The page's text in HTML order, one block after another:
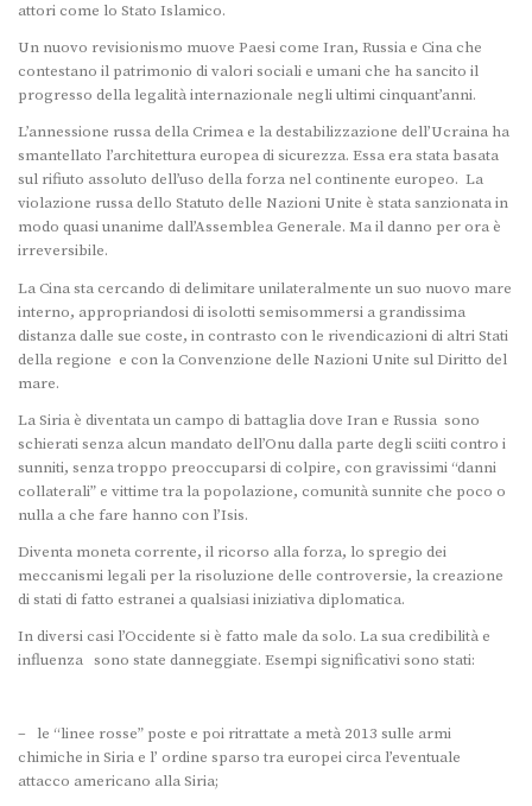
attori come lo Stato Islamico.
Un nuovo revisionismo muove Paesi come Iran, Russia e Cina che
contestano il patrimonio di valori sociali e umani che ha sancito il
progresso della legalità internazionale negli ultimi cinquant’anni.
L’annessione russa della Crimea e la destabilizzazione dell’Ucraina ha
smantellato l’architettura europea di sicurezza. Essa era stata basata
sul rifiuto assoluto dell’uso della forza nel continente europeo. La
violazione russa dello Statuto delle Nazioni Unite è stata sanzionata in
modo quasi unanime dall’Assemblea Generale. Ma il danno per ora è
irreversibile.
La Cina sta cercando di delimitare unilateralmente un suo nuovo mare
interno, appropriandosi di isolotti semisommersi a grandissima
distanza dalle sue coste, in contrasto con le rivendicazioni di altri Stati
della regione e con la Convenzione delle Nazioni Unite sul Diritto del
mare.
La Siria è diventata un campo di battaglia dove Iran e Russia sono
schierati senza alcun mandato dell’Onu dalla parte degli sciiti contro i
sunniti, senza troppo preoccuparsi di colpire, con gravissimi “danni
collaterali” e vittime tra la popolazione, comunità sunnite che poco o
nulla a che fare hanno con l’Isis.
Diventa moneta corrente, il ricorso alla forza, lo spregio dei
meccanismi legali per la risoluzione delle controversie, la creazione
di stati di fatto estranei a qualsiasi iniziativa diplomatica.
In diversi casi l’Occidente si è fatto male da solo. La sua credibilità e
influenza sono state danneggiate. Esempi significativi sono stati:
– le “linee rosse” poste e poi ritrattate a metà 2013 sulle armi
chimiche in Siria e l’ ordine sparso tra europei circa l’eventuale
attacco americano alla Siria;